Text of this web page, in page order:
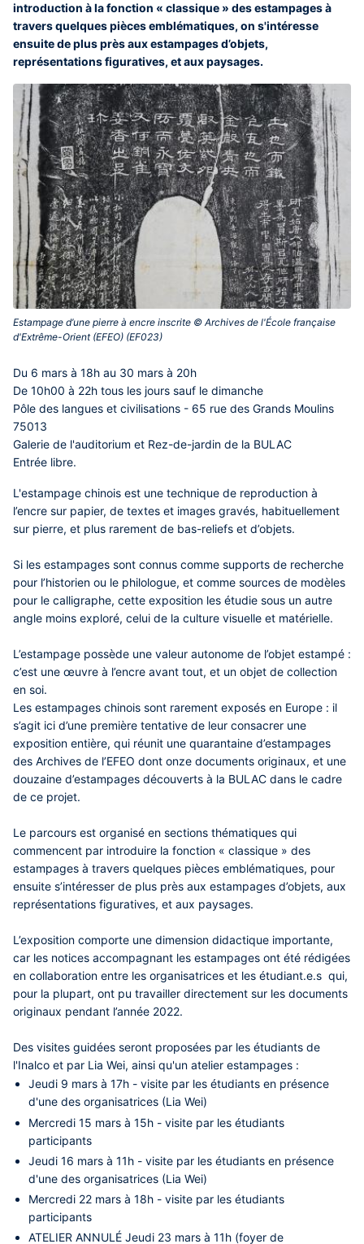
introduction à la fonction « classique » des estampages à
travers quelques pièces emblématiques, on s'intéresse
ensuite de plus près aux estampages d’objets,
représentations figuratives, et aux paysages.
Estampage d’une pierre à encre inscrite © Archives de l'École française
d'Extrême-Orient (EFEO) (EF023)‎
Contenu
central
Du 6 mars à 18h au 30 mars à 20h
De 10h00 à 22h tous les jours sauf le dimanche
Pôle des langues et civilisations - 65 rue des Grands Moulins
75013
Galerie de l'auditorium et Rez-de-jardin de la BULAC
Entrée libre.
L'estampage chinois est une technique de reproduction à
l’encre sur papier, de textes et images gravés, habituellement
sur pierre, et plus rarement de bas-reliefs et d’objets.
Si les estampages sont connus comme supports de recherche
pour l’historien ou le philologue, et comme sources de modèles
pour le calligraphe, cette exposition les étudie sous un autre
angle moins exploré, celui de la culture visuelle et matérielle.
L’estampage possède une valeur autonome de l’objet estampé :
c’est une œuvre à l’encre avant tout, et un objet de collection
en soi.
Les estampages chinois sont rarement exposés en Europe : il
s’agit ici d’une première tentative de leur consacrer une
exposition entière, qui réunit une quarantaine d’estampages
des Archives de l’EFEO dont onze documents originaux, et une
douzaine d’estampages découverts à la BULAC dans le cadre
de ce projet.
Le parcours est organisé en sections thématiques qui
commencent par introduire la fonction « classique » des
estampages à travers quelques pièces emblématiques, pour
ensuite s’intéresser de plus près aux estampages d’objets, aux
représentations figuratives, et aux paysages.
L’exposition comporte une dimension didactique importante,
car les notices accompagnant les estampages ont été rédigées
en collaboration entre les organisatrices et les étudiant.e.s qui,
pour la plupart, ont pu travailler directement sur les documents
originaux pendant l’année 2022.
Des visites guidées seront proposées par les étudiants de
l'Inalco et par Lia Wei, ainsi qu'un atelier estampages :
Jeudi 9 mars à 17h - visite par les étudiants en présence
d'une des organisatrices (Lia Wei)
Mercredi 15 mars à 15h - visite par les étudiants
participants
Jeudi 16 mars à 11h - visite par les étudiants en présence
d'une des organisatrices (Lia Wei)
Mercredi 22 mars à 18h - visite par les étudiants
participants
ATELIER ANNULÉ Jeudi 23 mars à 11h (foyer de